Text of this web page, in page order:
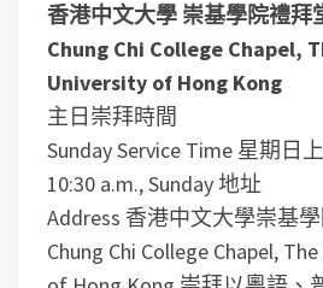
香港中文大學 崇基學院禮拜
Chung Chi College Chapel,
University of Hong Kong
主日崇拜時間
Sunday Service Time 星期日
10:30 a.m., Sunday 地址
Address 香港中文大學崇基
Chung Chi College Chapel,